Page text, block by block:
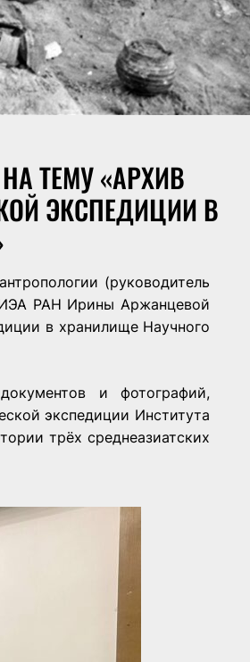
ТЕМУ «АРХИВ
ЭКСПЕДИЦИИ В
(руководитель
РАН Ирины Аржанцевой
в хранилище Научного
и фотографий,
экспедиции Института
трёх среднеазиатских